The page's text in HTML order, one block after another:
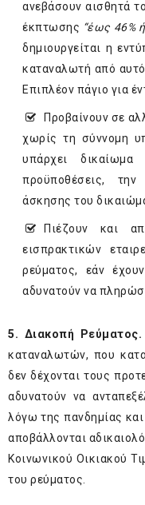
ανεβάσουν αισθητά
έκπτωσης “έως 46%
δημιουργείται η
καταναλωτή από
Επιπλέον πάγιo για
Προβαίνουν σε
χωρίς τη σύννομη
υπάρχει
προϋποθέσεις,
άσκησης του
Πιέζουν και
εισπρακτικών
ρεύματος, εάν
αδυνατούν να
5. Διακοπή Ρεύματος.
καταναλωτών, που
δεν δέχονται τους
αδυνατούν να
λόγω της πανδημίας
αποβάλλονται
Κοινωνικού Οικιακού
του ρεύματος.